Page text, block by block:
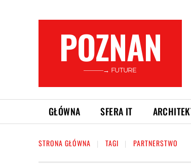
POZNAN
———→ FUTURE
GŁÓWNA SFERA IT
STRONA GŁÓWNA TAGI PARTNERSTWO